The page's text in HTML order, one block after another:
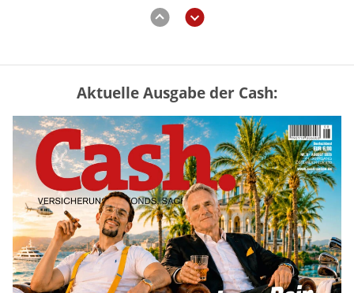
Mütterrente III Tabelle: So viel Renten-
Nachzahlung ist pro Kind möglich
mehr
„Jung kauft Alt“ 2026: Neue Förderung im
Überblick – Tabelle mit Kreditbeträgen
und Einkommensgrenzen
mehr
Aktuelle Ausgabe der Cash: